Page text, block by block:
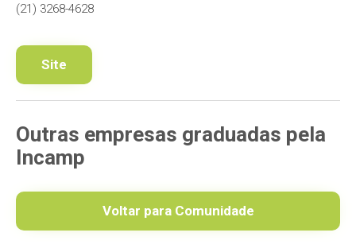
(21) 3268-4628
Site
Outras empresas graduadas pela
Incamp
Voltar para Comunidade